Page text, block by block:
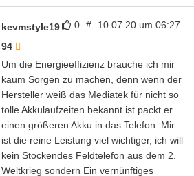
0 # 10.07.20 um 06:27
kevmstyle19
94
Um die Energieeffizienz brauche ich mir
kaum Sorgen zu machen, denn wenn der
Hersteller weiß das Mediatek für nicht so
tolle Akkulaufzeiten bekannt ist packt er
einen größeren Akku in das Telefon. Mir
ist die reine Leistung viel wichtiger, ich will
kein Stockendes Feldtelefon aus dem 2.
Weltkrieg sondern Ein vernünftiges